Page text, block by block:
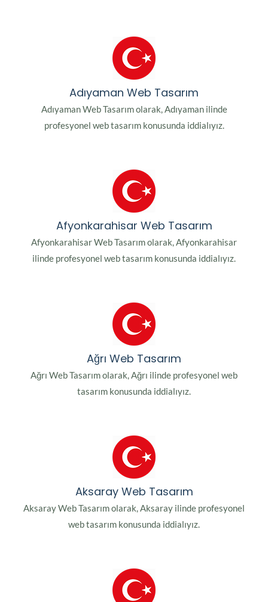
Adıyaman Web Tasarım
Adıyaman Web Tasarım olarak, Adıyaman ilinde
profesyonel web tasarım konusunda iddialıyız.
Afyonkarahisar Web Tasarım
Afyonkarahisar Web Tasarım olarak, Afyonkarahisar
ilinde profesyonel web tasarım konusunda iddialıyız.
Ağrı Web Tasarım
Ağrı Web Tasarım olarak, Ağrı ilinde profesyonel web
tasarım konusunda iddialıyız.
Aksaray Web Tasarım
Aksaray Web Tasarım olarak, Aksaray ilinde profesyonel
web tasarım konusunda iddialıyız.